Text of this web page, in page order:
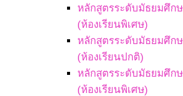
หลักสูตรระดับมัธยมศึก
(ห้องเรียนพิเศษ)
หลักสูตรระดับมัธยมศึก
(ห้องเรียนปกติ)
หลักสูตรระดับมัธยมศึก
(ห้องเรียนพิเศษ)